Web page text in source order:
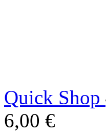
Quick Shop
6,00 €